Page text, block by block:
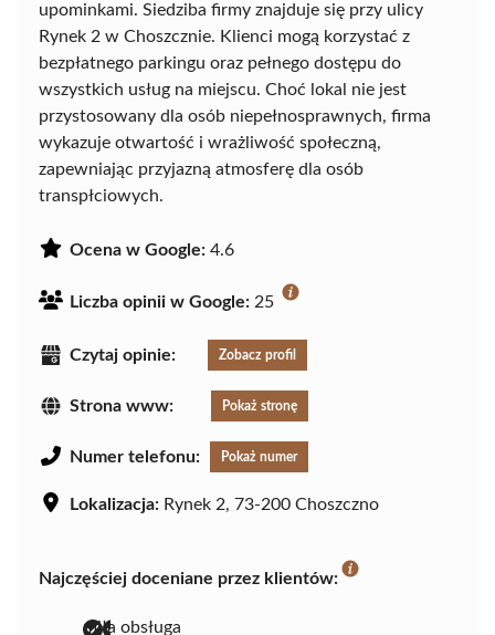
upominkami. Siedziba firmy znajduje się przy ulicy
Rynek 2 w Choszcznie. Klienci mogą korzystać z
bezpłatnego parkingu oraz pełnego dostępu do
wszystkich usług na miejscu. Choć lokal nie jest
przystosowany dla osób niepełnosprawnych, firma
wykazuje otwartość i wrażliwość społeczną,
zapewniając przyjazną atmosferę dla osób
transpłciowych.
Ocena w Google: 4.6
Liczba opinii w Google: 25
Czytaj opinie: Zobacz profil
Strona www: Pokaż stronę
Numer telefonu: Pokaż numer
Lokalizacja: Rynek 2, 73-200 Choszczno
Najczęściej doceniane przez klientów:
miła obsługa